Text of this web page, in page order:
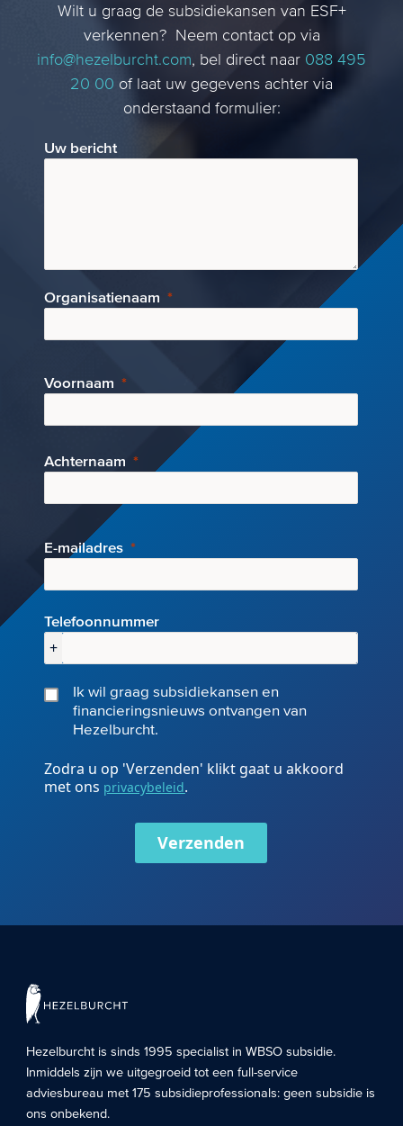
Wilt u graag de subsidiekansen van ESF+
verkennen? Neem contact op via
info@hezelburcht.com, bel direct naar 088 495
20 00 of laat uw gegevens achter via
onderstaand formulier:
Uw bericht
Organisatienaam
Voornaam
Achternaam
E-mailadres
Telefoonnummer
+
Ik wil graag subsidiekansen en
financieringsnieuws ontvangen van
Hezelburcht.
Zodra u op 'Verzenden' klikt gaat u akkoord
met ons privacybeleid.
Verzenden
Hezelburcht is sinds 1995 specialist inWBSO subsidie.
Inmiddels zijn we uitgegroeid tot een full-service
adviesbureau met 175 subsidieprofessionals: geen subsidie is
ons onbekend.